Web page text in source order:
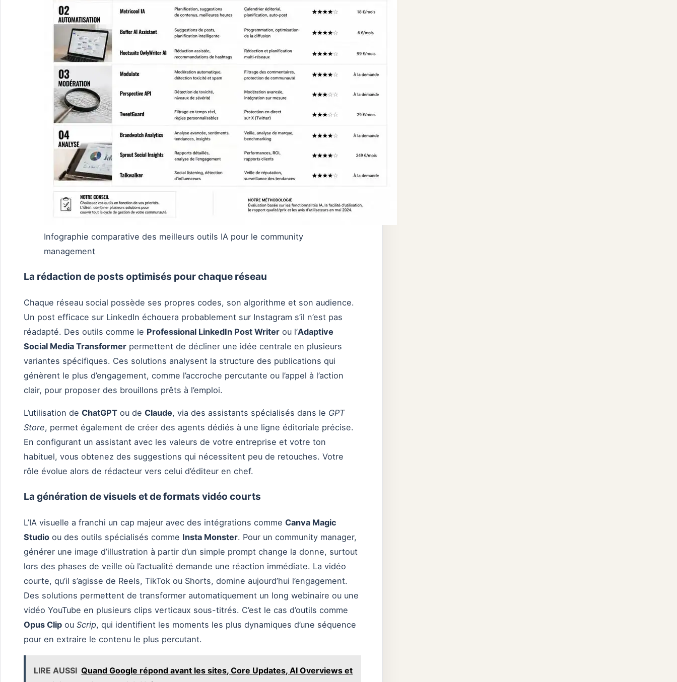
Infographie comparative des meilleurs outils IA pour le community
management
La rédaction de posts optimisés pour chaque réseau
Chaque réseau social possède ses propres codes, son algorithme et son audience.
Un post efficace sur LinkedIn échouera probablement sur Instagram s’il n’est pas
réadapté. Des outils comme le Professional LinkedIn Post Writer ou l’Adaptive
Social Media Transformer permettent de décliner une idée centrale en plusieurs
variantes spécifiques. Ces solutions analysent la structure des publications qui
génèrent le plus d’engagement, comme l’accroche percutante ou l’appel à l’action
clair, pour proposer des brouillons prêts à l’emploi.
L’utilisation de ChatGPT ou de Claude, via des assistants spécialisés dans le GPT
Store, permet également de créer des agents dédiés à une ligne éditoriale précise.
En configurant un assistant avec les valeurs de votre entreprise et votre ton
habituel, vous obtenez des suggestions qui nécessitent peu de retouches. Votre
rôle évolue alors de rédacteur vers celui d’éditeur en chef.
La génération de visuels et de formats vidéo courts
L’IA visuelle a franchi un cap majeur avec des intégrations comme Canva Magic
Studio ou des outils spécialisés comme Insta Monster. Pour un community manager,
générer une image d’illustration à partir d’un simple prompt change la donne, surtout
lors des phases de veille où l’actualité demande une réaction immédiate. La vidéo
courte, qu’il s’agisse de Reels, TikTok ou Shorts, domine aujourd’hui l’engagement.
Des solutions permettent de transformer automatiquement un long webinaire ou une
vidéo YouTube en plusieurs clips verticaux sous-titrés. C’est le cas d’outils comme
Opus Clip ou Scrip, qui identifient les moments les plus dynamiques d’une séquence
pour en extraire le contenu le plus percutant.
LIRE AUSSI Quand Google répond avant les sites, Core Updates, AI Overviews et